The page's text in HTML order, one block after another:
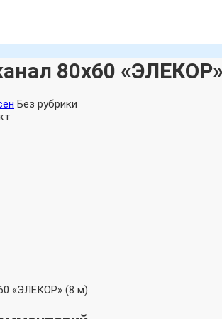
80х60
Без рубрики
«ЭЛЕКОР» (8 м)